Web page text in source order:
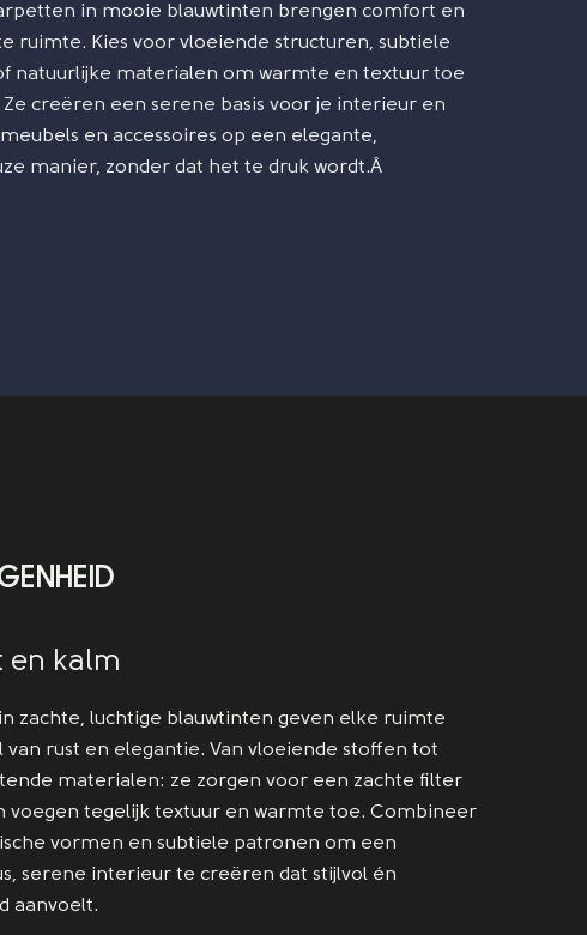
in mooie blauwtinten brengen comfort en
ruimte. Kies voor vloeiende structuren, subtiele
natuurlijke materialen om warmte en textuur toe
creëren een serene basis voor je interieur en
en accessoires op een elegante,
manier, zonder dat het te druk wordt.Â
en kalm
zachte, luchtige blauwtinten geven elke ruimte
van rust en elegantie. Van vloeiende stoffen tot
materialen: ze zorgen voor een zachte filter
voegen tegelijk textuur en warmte toe. Combineer
vormen en subtiele patronen om een
serene interieur te creëren dat stijlvol én
aanvoelt.